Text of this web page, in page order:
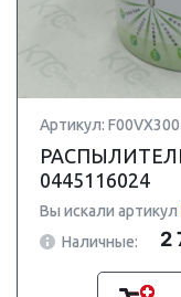
Артикул:
0445116024
Вы искали артикул
Наличные:
2